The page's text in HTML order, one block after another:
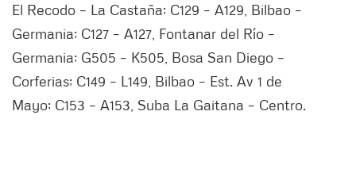
El Recodo – La Castaña; C129 – A129, Bilbao –
Germania; C127 – A127, Fontanar del Río –
Germania; G505 – K505, Bosa San Diego –
Corferias; C149 – L149, Bilbao – Est. Av 1 de
Mayo; C153 – A153, Suba La Gaitana – Centro.